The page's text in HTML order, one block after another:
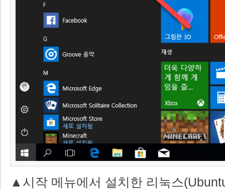
▲시작 메뉴에서 설치한 리눅스